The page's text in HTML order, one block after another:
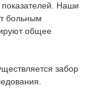
Наши
больным
общее
забор